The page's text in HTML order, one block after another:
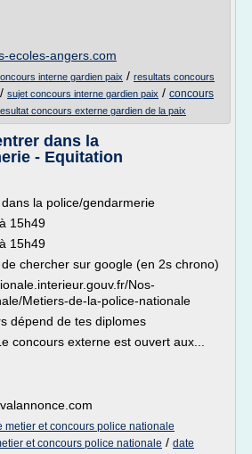
ecoles-angers.com
interne gardien paix / resultats concours
/ sujet concours interne gardien paix / concours
concours externe gardien de la paix
dans la
- Equitation
la police/gendarmerie
15h49
15h49
chercher sur google (en 2s chrono)
Nos-
Metiers-de-la-police-nationale
dépend de tes diplomes
concours externe est ouvert aux...
metier et concours police nationale
et concours police nationale / date